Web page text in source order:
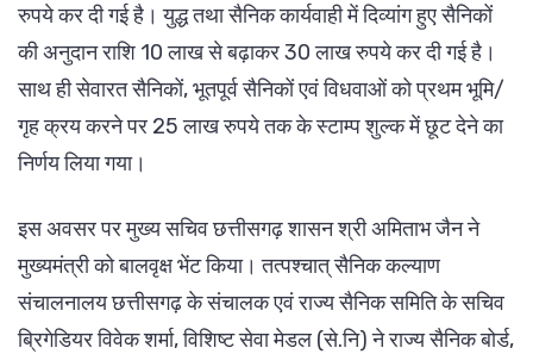
रुपये कर दी गई है। युद्ध तथा सैनिक कार्यवाही में दिव्यांग हुए सैनिकों
की अनुदान राशि 10 लाख से बढ़ाकर 30 लाख रुपये कर दी गई है।
साथ ही सेवारत सैनिकों, भूतपूर्व सैनिकों एवं विधवाओं को प्रथम भूमि/
गृह क्रय करने पर 25 लाख रुपये तक के स्टाम्प शुल्क में छूट देने का
निर्णय लिया गया।
इस अवसर पर मुख्य सचिव छत्तीसगढ़ शासन श्री अमिताभ जैन ने
मुख्यमंत्री को बालवृक्ष भेंट किया। तत्पश्चात् सैनिक कल्याण
संचालनालय छत्तीसगढ़ के संचालक एवं राज्य सैनिक समिति के सचिव
ब्रिगेडियर विवेक शर्मा, विशिष्ट सेवा मेडल (से.नि) ने राज्य सैनिक बोर्ड,